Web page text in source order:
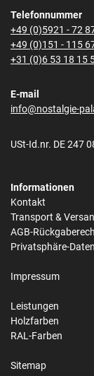
Telefonnummer
+49 (0)5921 - 72
+49 (0)151 - 115
+31 (0)6 53 18 15
E-mail
info@nostalgie-
USt-Id.nr. DE 247
Informationen
Kontakt
Transport &
AGB-
Privatsphäre-
Impressum
Leistungen
Holzfarben
RAL-Farben
Sitemap